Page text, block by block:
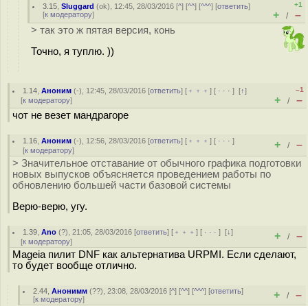
3.15 ,Sluggard (ok), 12:45, 28/03/2016 [^] [^^] [^^^] [ответить]
[к модератору]
+1
+ / –
> так это ж пятая версия, конь
Точно, я туплю. ))
1.14 ,Аноним (-), 12:45, 28/03/2016 [ответить] [ ﹢﹢﹢] [ · · ·][↑]
[к модератору]
–1
+ / –
чот не везет мандрагоре
1.16 ,Аноним (-), 12:56, 28/03/2016 [ответить] [ ﹢﹢﹢] [ · · ·]
[к модератору] + / –
> Значительное отставание от обычного графика подготовки
новых выпусков объясняется проведением работы по
обновлению большей части базовой системы
Верю-верю, угу.
1.39 ,Ano (?), 21:05, 28/03/2016 [ответить] [ ﹢﹢﹢] [ · · ·][↓]
[к модератору] + / –
Mageia пилит DNF как альтернатива URPMI. Если сделают,
то будет вообще отлично.
2.44 ,Анонимм (??), 23:08, 28/03/2016 [^] [^^] [^^^] [ответить]
[к модератору] + / –